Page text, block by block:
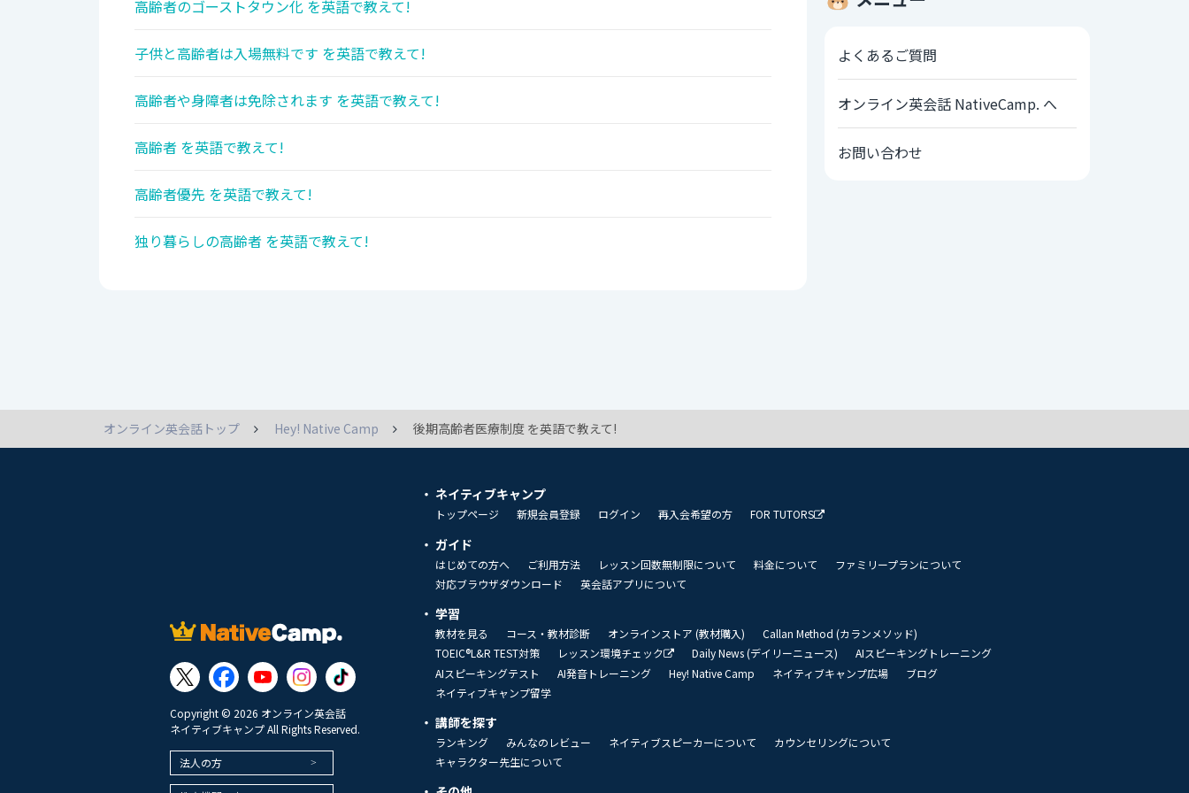
高齢者のゴーストタウン化 を英語で教えて!
子供と高齢者は入場無料です を英語で教えて!
高齢者や身障者は免除されます を英語で教えて!
高齢者 を英語で教えて!
高齢者優先 を英語で教えて!
独り暮らしの高齢者 を英語で教えて!
よくあるご質問
オンライン英会話 NativeCamp. へ
お問い合わせ
オンライン英会話トップ Hey! Native Camp 後期高齢者医療制度 を英語で教えて!
Copyright © 2026 オンライン英会話
ネイティブキャンプ All Rights Reserved.
法人の方
ネイティブキャンプ
トップページ 新規会員登録 ログイン 再入会希望の方 FOR TUTORS
ガイド
はじめての方へ ご利用方法 レッスン回数無制限について 料金について
ファミリープランについて
対応ブラウザダウンロード
英会話アプリについて
学習
教材を見る コース・教材診断 オンラインストア (教材購入)
Callan Method (カランメソッド)
TOEIC®L&R TEST対策
レッスン環境チェック Daily News (デイリーニュース)
AIスピーキングトレーニング
AIスピーキングテスト
AI発音トレーニング Hey! Native Camp ネイティブキャンプ広場
ブログ
ネイティブキャンプ留学
講師を探す
ランキング みんなのレビュー ネイティブスピーカーについて
カウンセリングについて
キャラクター先生について